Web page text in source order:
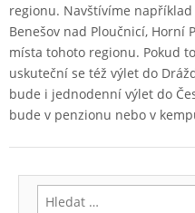
regionu. Navštívíme
Benešov nad Ploučnicí, Horní
místa tohoto regionu. Pokud
uskuteční se též výlet do
bude i jednodenní výlet do
bude v penzionu nebo v
Vyhledávání